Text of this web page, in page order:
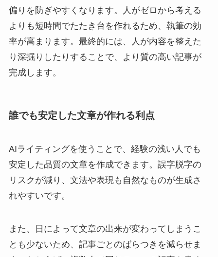
偏りを防ぎやすくなります。人がゼロから考える
よりも短時間でたたき台を作れるため、執筆の効
率が高まります。最終的には、人が内容を整えた
り深掘りしたりすることで、より質の高い記事が
完成します。
誰でも安定した文章が作れる利点
AIライティングを使うことで、経験の浅い人でも
安定した品質の文章を作成できます。誤字脱字の
リスクが減り、文法や表現も自然なものが生成さ
れやすいです。
また、日によって文章の出来が変わってしまうこ
とも少ないため、記事ごとのばらつきを減らせま